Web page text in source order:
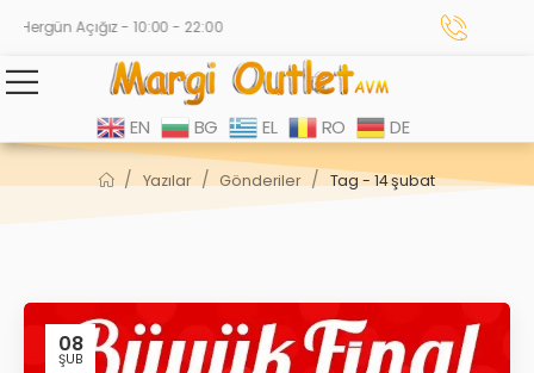
Açığız - 10:00 - 22:00
EN BG EL RO DE
/ Yazılar / Gönderiler / Tag - 14 şubat
08
ŞUB